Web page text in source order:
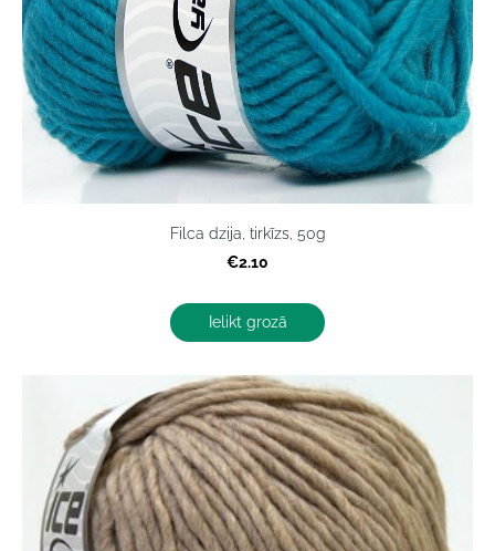
Filca dzija, tirkīzs, 50g
€2.10
Ielikt grozā